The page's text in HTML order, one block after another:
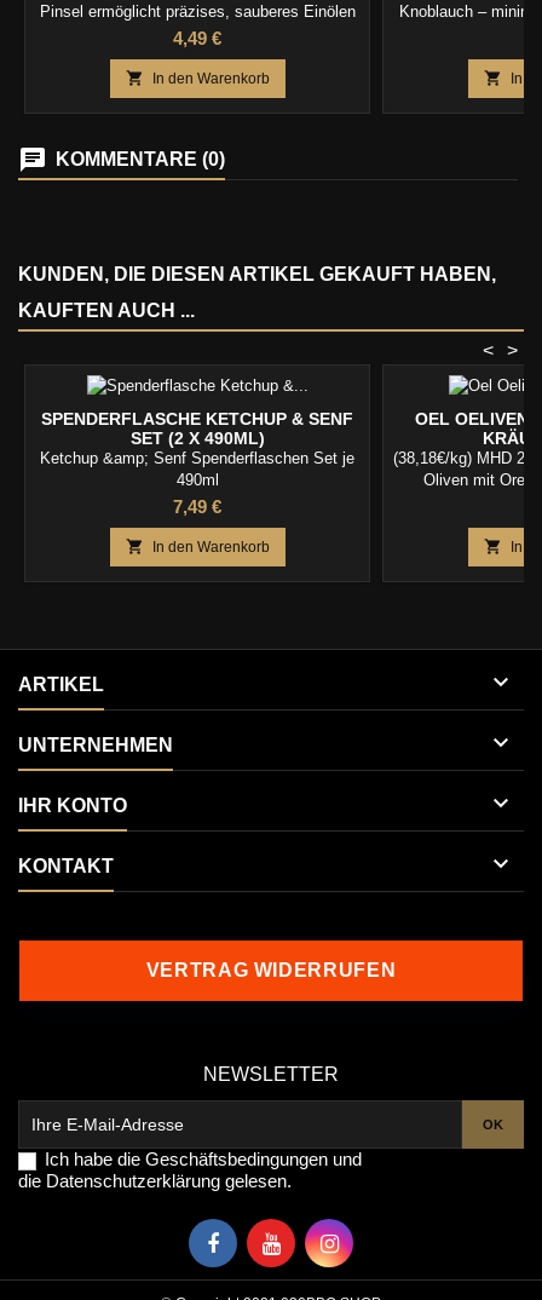
Pinsel ermöglicht präzises, sauberes Einölen
und Marinieren beim Kochen, Backen und
Preis
4,49 €
 In den Warenkorb
Knoblauch –
 In
KOMMENTARE (0)
KUNDEN, DIE DIESEN ARTIKEL GEKAUFT HABEN,
KAUFTEN AUCH ...
>
<
SPENDERFLASCHE KETCHUP & SENF
SET (2 X 490ML)
Ketchup &amp; Senf Spenderflaschen Set je
490ml
Preis
7,49 €
 In den Warenkorb
OEL OELIVEN
(38,18€/kg) MHD
Oliven mit
 In
ARTIKEL 
UNTERNEHMEN 
IHR KONTO 
KONTAKT 
VERTRAG WIDERRUFEN
NEWSLETTER
Ich habe die Geschäftsbedingungen und
die Datenschutzerklärung gelesen.